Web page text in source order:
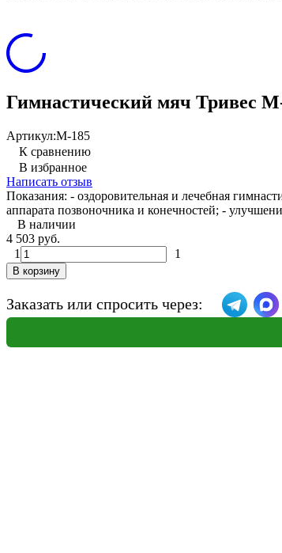
Гимнастический мяч Тривес
Артикул:М-185
К сравнению
В избранное
Написать отзыв
Показания: - оздоровительная и лечебная
аппарата позвоночника и конечностей; -
В наличии
4 503 руб.
1
1
В корзину
Заказать или спросить через: